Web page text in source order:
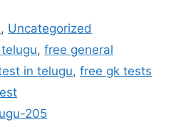
, Uncategorized
,free general
in telugu, free gk tests
205